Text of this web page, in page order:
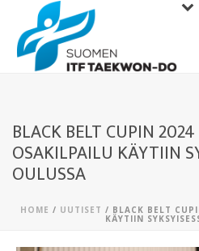
BLACK BELT CUPIN
OSAKILPAILU KÄYTIIN
OULUSSA
HOME / UUTISET / BLACK BELT
KÄYTIIN